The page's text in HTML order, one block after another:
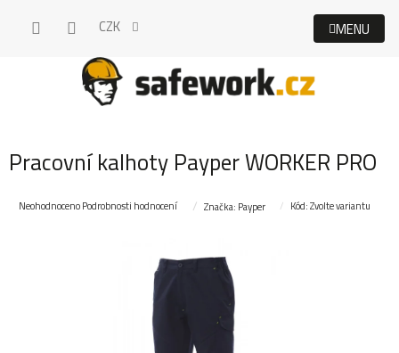
CZK
Pracovní kalhoty Payper WORKER PRO
Průměrné
NeohodnocenoPodrobnosti hodnocení Značka: Payper Kód:Zvolte variantu